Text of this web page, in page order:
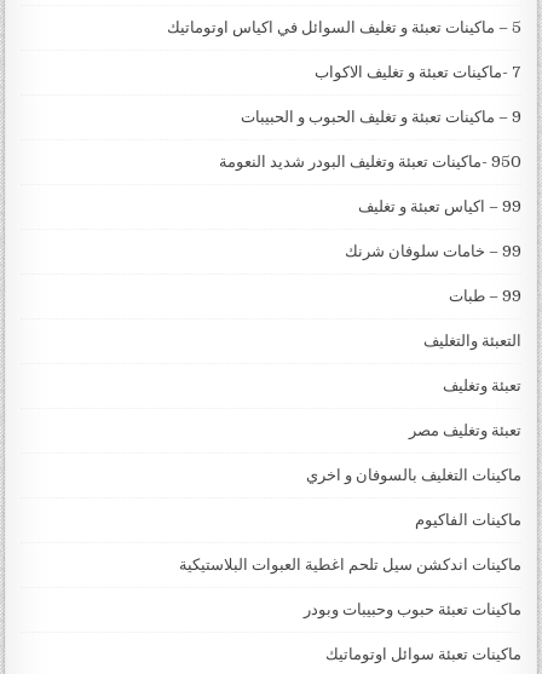
5 – ماكينات تعبئة و تغليف السوائل في اكياس اوتوماتيك
7 -ماكينات تعبئة و تغليف الاكواب
9 – ماكينات تعبئة و تغليف الحبوب و الحبيبات
950 -ماكينات تعبئة وتغليف البودر شديد النعومة
99 – اكياس تعبئة و تغليف
99 – خامات سلوفان شرنك
99 – طبات
التعبئة والتغليف
تعبئة وتغليف
تعبئة وتغليف مصر
ماكينات التغليف بالسوفان و اخري
ماكينات الفاكيوم
ماكينات اندكشن سيل تلحم اغطية العبوات البلاستيكية
ماكينات تعبئة حبوب وحبيبات وبودر
ماكينات تعبئة سوائل اوتوماتيك